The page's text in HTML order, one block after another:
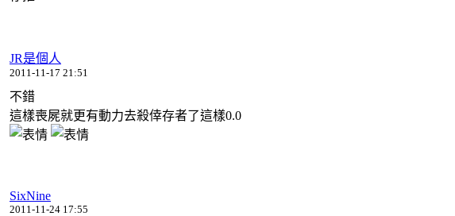
JR是個人
2011-11-17 21:51
不錯
這樣喪屍就更有動力去殺倖存者了這樣0.0
SixNine
2011-11-24 17:55